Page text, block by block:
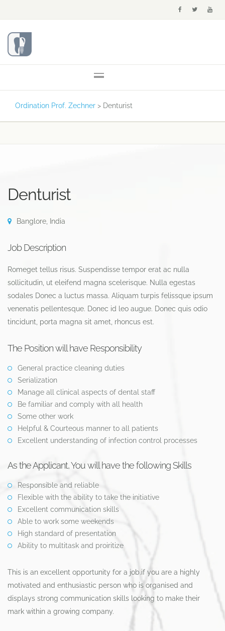
Ordination Prof. Zechner > Denturist
Denturist
Banglore, India
Job Description
Romeget tellus risus. Suspendisse tempor erat ac nulla
sollicitudin, ut eleifend magna scelerisque. Nulla egestas
sodales Donec a luctus massa. Aliquam turpis felissque ipsum
venenatis pellentesque. Donec id leo augue. Donec quis odio
tincidunt, porta magna sit amet, rhoncus est.
The Position will have Responsibility
General practice cleaning duties
Serialization
Manage all clinical aspects of dental staff
Be familiar and comply with all health
Some other work
Helpful & Courteous manner to all patients
Excellent understanding of infection control processes
As the Applicant, You will have the following Skills
Responsible and reliable
Flexible with the ability to take the initiative
Excellent communication skills
Able to work some weekends
High standard of presentation
Ability to multitask and proiritize
This is an excellent opportunity for a job.if you are a highly
motivated and enthusiastic person who is organised and
displays strong communication skills looking to make their
mark within a growing company.